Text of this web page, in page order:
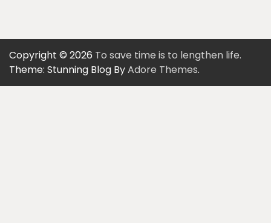
Copyright © 2026 To save time is to lengthen life.
Theme: Stunning Blog ByAdore Themes.